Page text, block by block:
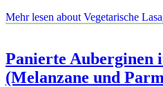
Mehr lesen about Vegetarische
Panierte Auberginen
(Melanzane und